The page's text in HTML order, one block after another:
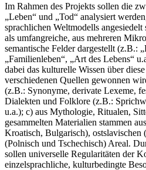
Im Rahmen des Projekts sollen die
„Leben“ und „Tod“ analysiert
sprachlichen Weltmodells
als umfangreiche, aus mehreren
semantische Felder dargestellt (z.B.:
„Familienleben“, „Art des Lebens“
dabei das kulturelle Wissen über
verschiedenen Quellen gewonnen
(z.B.: Synonyme, derivate Lexeme,
Dialekten und Folklore (z.B.:
u.a.); c) aus Mythologie, Ritualen,
gesammelten Materialien stammen
Kroatisch, Bulgarisch), ostslavischen
(Polnisch und Tschechisch) Areal.
sollen universelle Regularitäten der
einzelsprachliche, kulturbedingte